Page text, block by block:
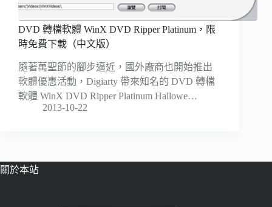
DVD 轉檔軟體 WinX DVD Ripper Platinum，限
時免費下載（中文版）
隨著萬聖節的腳步逼近，國外廠商也開始推出
軟體優惠活動，Digiarty 帶來知名的 DVD 轉檔
軟體 WinX DVD Ripper Platinum Hallowe…
2013-10-22
關於本站